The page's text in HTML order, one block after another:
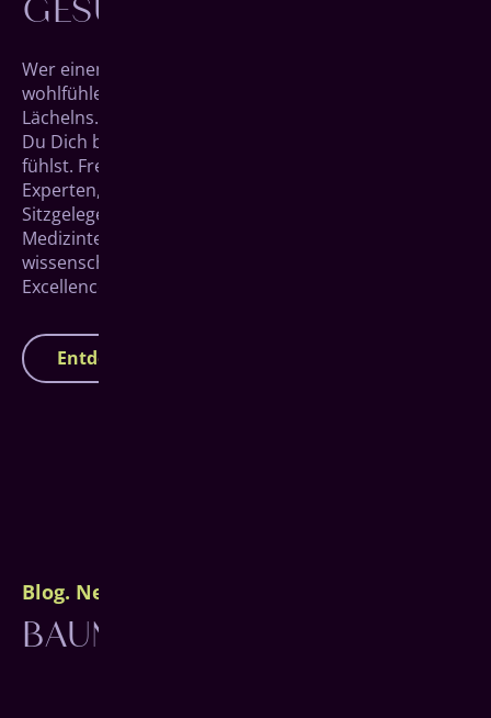
Wer einen Termin beim Zahnarzt hat, sollte sich
wohlfühlen. Schließlich ist die Praxis ein Ort des
Lächelns. Deswegen geben wir jeden Tag alles, damit
Du Dich bei uns exzellent behandelt und rundum gut
fühlst. Freu Dich auf ein gutgelauntes Team voller
Experten, ansprechendes Interieur, bequeme
Sitzgelegenheiten und selbstverständlich
Medizintechnik auf dem neuesten Stand
wissenschaftlicher Erkenntnisse. Das ist Dental
Excellence mitten in Siegen.
Entdecke unsere Praxis
Blog. News. Wissenswertes.
BAUMGARTEN STORIES